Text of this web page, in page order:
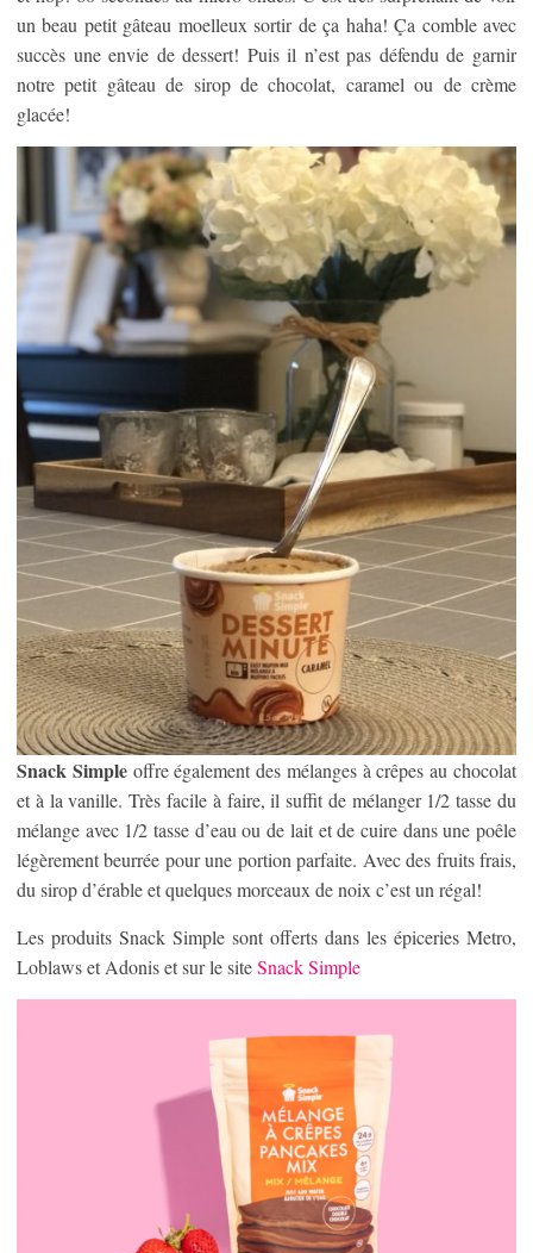
un beau petit gâteau moelleux sortir de ça haha! Ça comble avec
succès une envie de dessert! Puis il n’est pas défendu de garnir
notre petit gâteau de sirop de chocolat, caramel ou de crème
glacée!
Snack Simpleoffre également des mélanges à crêpes au chocolat
et à la vanille. Très facile à faire, il suffit de mélanger 1/2 tasse du
mélange avec 1/2 tasse d’eau ou de lait et de cuire dans une poêle
légèrement beurrée pour une portion parfaite. Avec des fruits frais,
du sirop d’érable et quelques morceaux de noix c’est un régal!
Les produits Snack Simple sont offerts dans les épiceries Metro,
Loblaws et Adonis et sur le siteSnack Simple